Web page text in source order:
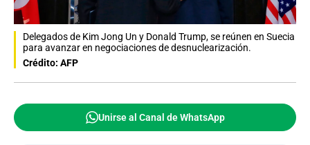
Delegados de Kim Jong Un y Donald Trump, se reúnen en Suecia
para avanzar en negociaciones de desnuclearización.
Crédito: AFP
Unirse al Canal de WhatsApp